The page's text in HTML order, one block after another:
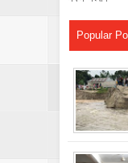
Popular